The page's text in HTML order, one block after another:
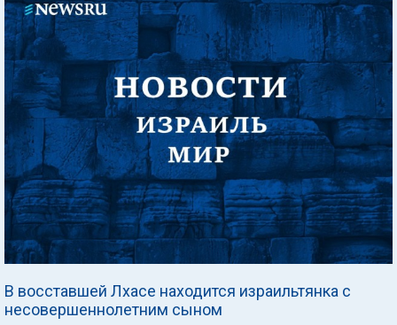
В восставшей Лхасе находится израильтянка с
несовершеннолетним сыном